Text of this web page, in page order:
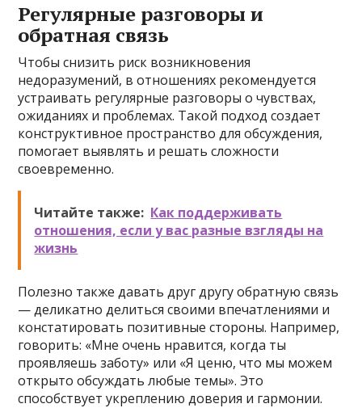
Регулярные разговоры и
обратная связь
Чтобы снизить риск возникновения
недоразумений, в отношениях рекомендуется
устраивать регулярные разговоры о чувствах,
ожиданиях и проблемах. Такой подход создает
конструктивное пространство для обсуждения,
помогает выявлять и решать сложности
своевременно.
Читайте также: Как поддерживать
отношения, если у вас разные взгляды на
жизнь
Полезно также давать друг другу обратную связь
— деликатно делиться своими впечатлениями и
констатировать позитивные стороны. Например,
говорить: «Мне очень нравится, когда ты
проявляешь заботу» или «Я ценю, что мы можем
открыто обсуждать любые темы». Это
способствует укреплению доверия и гармонии.